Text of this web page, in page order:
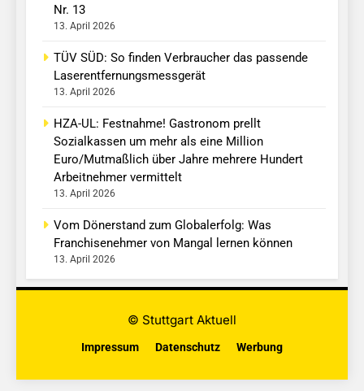
Nr. 13
13. April 2026
TÜV SÜD: So finden Verbraucher das passende
Laserentfernungsmessgerät
13. April 2026
HZA-UL: Festnahme! Gastronom prellt
Sozialkassen um mehr als eine Million
Euro/Mutmaßlich über Jahre mehrere Hundert
Arbeitnehmer vermittelt
13. April 2026
Vom Dönerstand zum Globalerfolg: Was
Franchisenehmer von Mangal lernen können
13. April 2026
© Stuttgart Aktuell
Impressum Datenschutz Werbung